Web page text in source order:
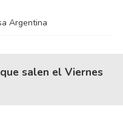
Argentina
salen el Viernes